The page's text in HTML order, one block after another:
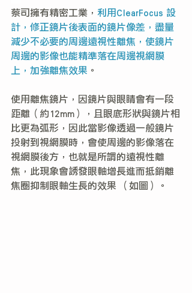
蔡司擁有精密工業， 利用ClearFocus 設
計，修正鏡片後表面的鏡片像差，盡量
減少不必要的周邊遠視性離焦，使鏡片
周邊的影像也能精準落在周邊視網膜
上，加強離焦效果 。
使用離焦鏡片，因鏡片與眼睛會有一段
距離（約12mm），且眼底形狀與鏡片相
比更為弧形，因此當影像透過一般鏡片
投射到視網膜時，會使周邊的影像落在
視網膜後方，也就是所謂的遠視性離
焦，此現象會誘發眼軸增長進而抵銷離
焦圈抑制眼軸生長的效果 （如圖）。